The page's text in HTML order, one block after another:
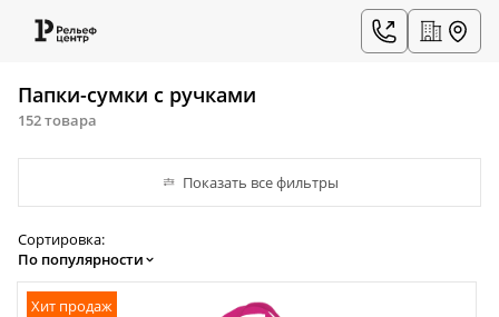
Папки-сумки с ручками
152 товара
Показать все фильтры
Сортировка:
По популярности
Хит продаж